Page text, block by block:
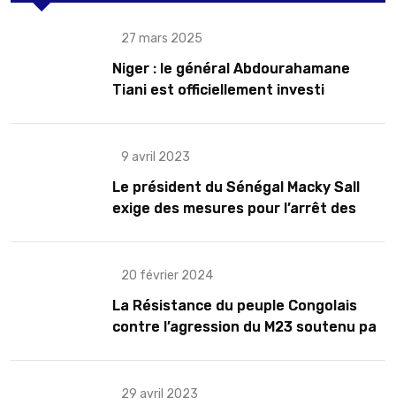
27 mars 2025
Niger : le général Abdourahamane
Tiani est officiellement investi
9 avril 2023
Le président du Sénégal Macky Sall
exige des mesures pour l’arrêt des
20 février 2024
La Résistance du peuple Congolais
contre l’agression du M23 soutenu par
29 avril 2023